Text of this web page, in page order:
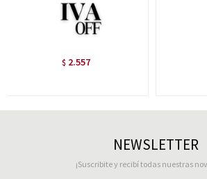
$ 2.557
NEWSLETTER
¡Suscribite y recibí todas nuestras